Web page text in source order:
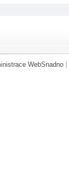
WebSnadno|